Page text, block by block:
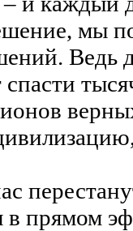
мы
Ведь
в прямом